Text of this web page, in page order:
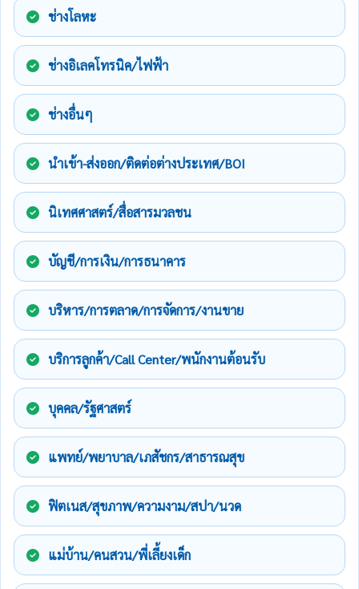
ช่างโลหะ
ช่างอิเลคโทรนิค/ไฟฟ้า
ช่างอื่นๆ
นำเข้า-ส่งออก/ติดต่อต่างประเทศ/BOI
นิเทศศาสตร์/สื่อสารมวลชน
บัญชี/การเงิน/การธนาคาร
บริหาร/การตลาด/การจัดการ/งานขาย
บริการลูกค้า/Call Center/พนักงานต้อนรับ
บุคคล/รัฐศาสตร์
แพทย์/พยาบาล/เภสัชกร/สาธารณสุข
ฟิตเนส/สุขภาพ/ความงาม/สปา/นวด
แม่บ้าน/คนสวน/พี่เลี้ยงเด็ก